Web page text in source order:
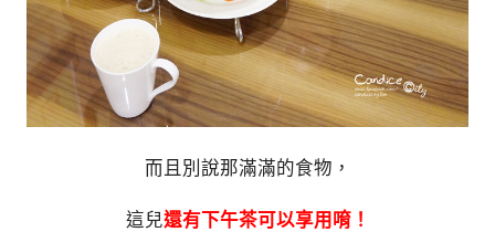
而且別說那滿滿的食物，
這兒還有下午茶可以享用唷！